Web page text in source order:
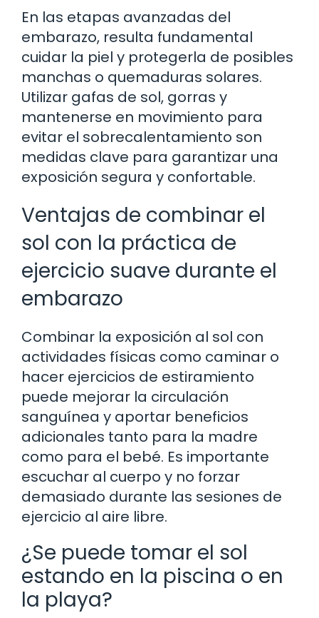
En las etapas avanzadas del
embarazo, resulta fundamental
cuidar la piel y protegerla de posibles
manchas o quemaduras solares.
Utilizar gafas de sol, gorras y
mantenerse en movimiento para
evitar el sobrecalentamiento son
medidas clave para garantizar una
exposición segura y confortable.
Ventajas de combinar el
sol con la práctica de
ejercicio suave durante el
embarazo
Combinar la exposición al sol con
actividades físicas como caminar o
hacer ejercicios de estiramiento
puede mejorar la circulación
sanguínea y aportar beneficios
adicionales tanto para la madre
como para el bebé. Es importante
escuchar al cuerpo y no forzar
demasiado durante las sesiones de
ejercicio al aire libre.
¿Se puede tomar el sol
estando en la piscina o en
la playa?